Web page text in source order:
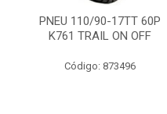
PNEU 110/90-17TT 60P
K761 TRAIL ON OFF
Código: 873496